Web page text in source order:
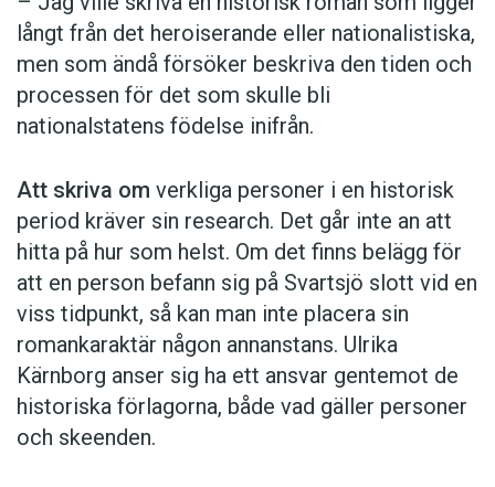
långt från det heroiserande eller nationalistiska,
men som ändå försöker beskriva den tiden och
processen för det som skulle bli
nationalstatens födelse inifrån.
Att skriva om verkliga personer i en historisk
period kräver sin research. Det går inte an att
hitta på hur som helst. Om det finns belägg för
att en person befann sig på Svartsjö slott vid en
viss tidpunkt, så kan man inte placera sin
romankaraktär någon annanstans. Ulrika
Kärnborg anser sig ha ett ansvar gentemot de
historiska förlagorna, både vad gäller personer
och skeenden.